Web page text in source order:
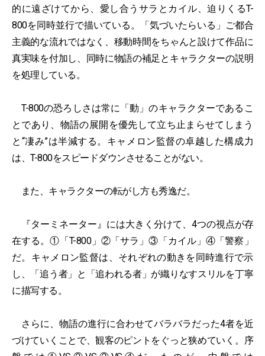
的に遠ざけてから、愛し合うサラとカイル、迫りくるT-
800を同時並行で描いている。「気づいたらいる」ご都合
主義的な流れではなく、移動時間をちゃんと設けて作品に
真実味を付加し、同時に物語の補足とキャラクターの説明
を処理している。
T-800の恐ろしさは常に「動」のキャラクターであるこ
とであり、物語の展開を優先して立ち止まらせてしまう
と“凄み”は半減する。キャメロン監督の卓越した構成力
は、T-800をスピードダウンさせることがない。
また、キャラクターの転がし方も秀逸だ。
『ターミネーター』には大きく分けて、4つの視点が存
在する。①「T-800」②「サラ」③「カイル」④「警察」
だ。キャメロン監督は、それぞれの動きを同時進行で示
し、「追う者」と「追われる者」が織りなすスリルを丁寧
に描写する。
さらに、物語の進行に合わせてバラバラだった4者を近
づけていくことで、観客のピントをぐっと狭めていく。序